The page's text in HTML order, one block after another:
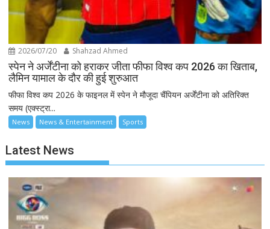
2026/07/20 Shahzad Ahmed
स्पेन ने अर्जेंटीना को हराकर जीता फीफा विश्व कप 2026 का खिताब,
लैमिन यामाल के दौर की हुई शुरुआत
फीफा विश्व कप 2026 के फाइनल में स्पेन ने मौजूदा चैंपियन अर्जेंटीना को अतिरिक्त
समय (एक्स्ट्रा...
News News & Entertainment Sports
Latest News